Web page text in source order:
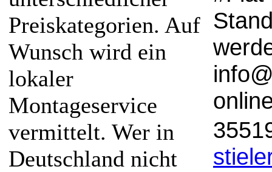
Preiskategorien. Auf
Wunsch wird ein
lokaler
Montageservice
vermittelt. Wer in
Deutschland nicht